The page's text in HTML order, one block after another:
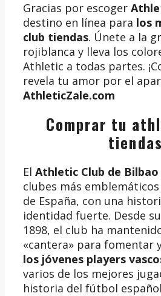
Gracias por escoger
destino en línea para los
club tiendas. Únete a la
rojiblanca y lleva los
Athletic a todas partes.
revela tu amor por el
AthleticZale.com
Comprar tu
tiendas
El Athletic Club de Bilbao
clubes más
de España, con una
identidad fuerte. Desde
1898, el club ha
«cantera» para fomentar
los jóvenes players
varios de los mejores
historia del fútbol